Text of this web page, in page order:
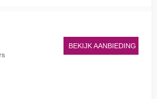
BEKIJK AANBIEDING